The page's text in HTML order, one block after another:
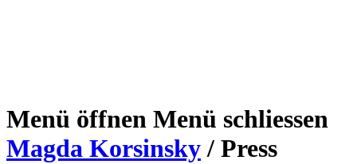
Menü öffnen Menü schliessen
Magda Korsinsky / Press